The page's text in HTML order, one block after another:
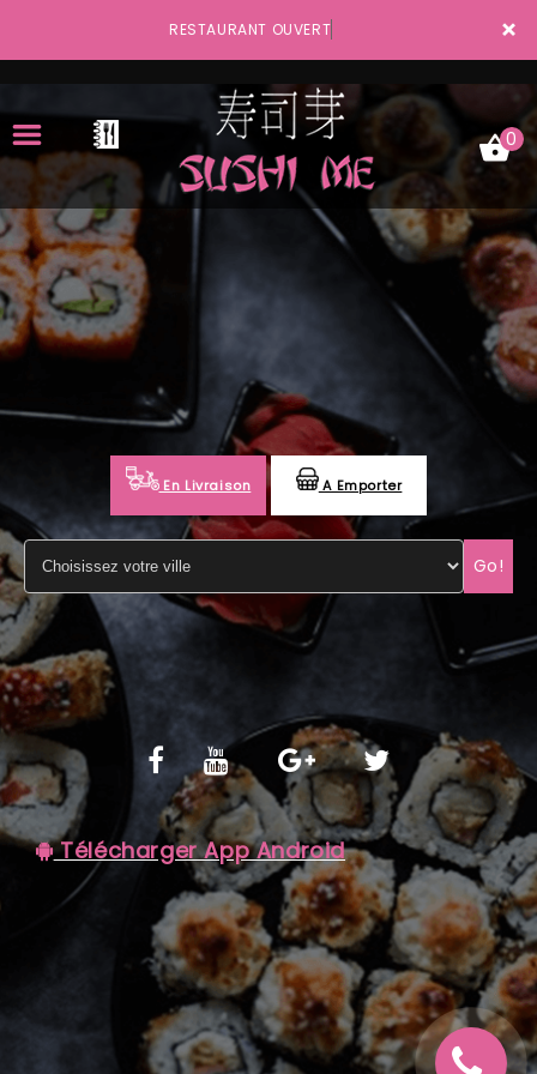
×
RESTAURANT OUVERT
ACCUEIL
LA CARTE
VOTRE COMPTE
NOTRE RESTAURANT
MENTIONS LÉGALES
C.G.V
0
En Livraison A Emporter
Go!
Télécharger App Android